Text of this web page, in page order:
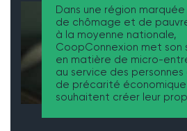
Dans une région
de chômage et de
à la moyenne nationale,
CoopConnexion met son
en matière de micro-
au service des
de précarité économique
souhaitent créer leur